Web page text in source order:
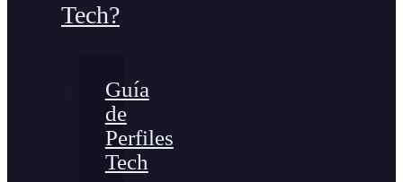
Tech?
Guía
de
Perfiles
Tech